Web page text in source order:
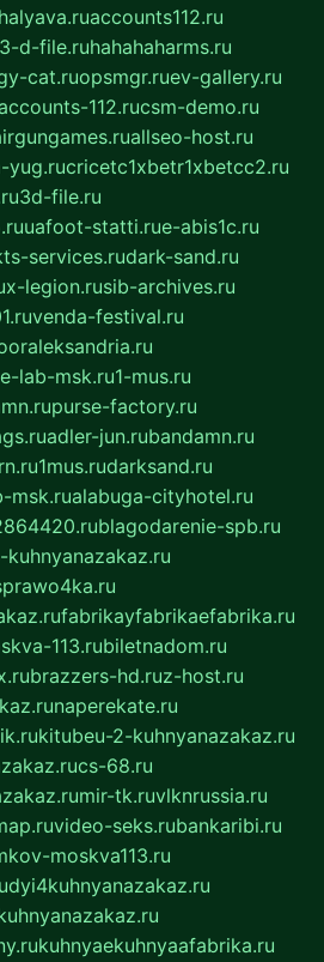
accounts112.ru
3-d-file.ruhahahaharms.ru
cat.ruopsmgr.ruev-gallery.ru
112.rucsm-demo.ru
allseo-host.ru
yug.rucricetc1xbetr1xbetcc2.ru
3d-file.ru
uafoot-statti.rue-abis1c.ru
services.rudark-sand.ru
x-legion.rusib-archives.ru
venda-festival.ru
lab-msk.ru1-mus.ru
purse-factory.ru
adler-jun.rubandamn.ru
1mus.rudarksand.ru
msk.rualabuga-cityhotel.ru
blagodarenie-spb.ru
fabrikayfabrikaefabrika.ru
113.rubiletnadom.ru
brazzers-hd.ruz-host.ru
naperekate.ru
kitubeu-2-kuhnyanazakaz.ru
cs-68.ru
mir-tk.ruvlknrussia.ru
video-seks.rubankaribi.ru
moskva113.ru
kuhnyaekuhnyaafabrika.ru